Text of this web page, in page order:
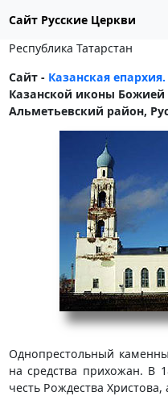
Сайт Русские Церкви
Республика Татарстан
Сайт - Казанская епархия.
Казанской иконы
Альметьевский район,
Однопрестольный
на средства прихожан. В
честь Рождества Христова,